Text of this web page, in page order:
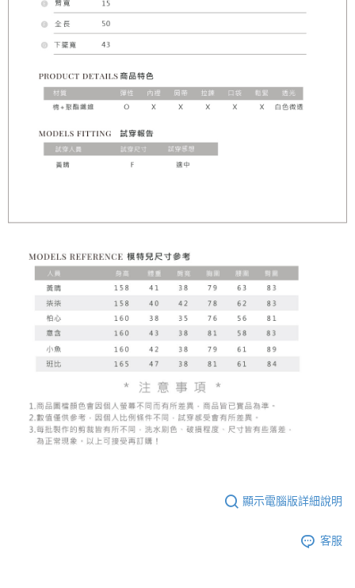
顯示電腦版詳細說明
客服